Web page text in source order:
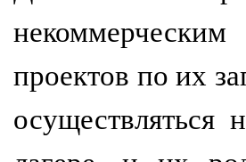
проектов по их